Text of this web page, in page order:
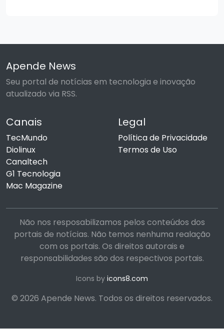
Apende News
Seu portal de notícias em tecnologia e inovação
atualizado via RSS.
Canais
TecMundo
Diolinux
Canaltech
G1 Tecnologia
Mac Magazine
Legal
Política de Privacidade
Termos de Uso
Não nos resposabilizamos pelos conteúdos dos
portais de notícias. Não temos nenhuma realação
com os portais. Os direitos autorais e
responsabilidades são dos respectivos portais.
Icons by icons8.com
© 2026 Apende News. Todos os direitos reservados.